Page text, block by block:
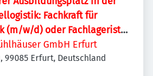
Fachkraft für
(m/w/d) oder Fachlagerist
GmbH Erfurt
99085 Erfurt, Deutschland